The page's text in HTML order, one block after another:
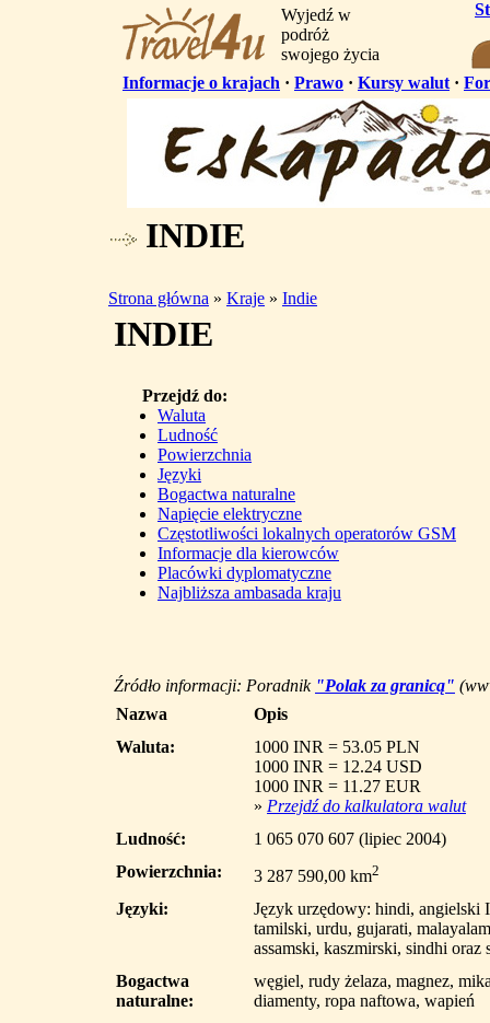
Wyjedź w
podróż
swojego życia
Informacje o krajach · Prawo · Kursy walut ·
INDIE
Strona główna » Kraje » Indie
INDIE
Przejdź do:
Waluta
Ludność
Powierzchnia
Języki
Bogactwa naturalne
Napięcie elektryczne
Częstotliwości lokalnych operatorów GSM
Informacje dla kierowców
Placówki dyplomatyczne
Najbliższa ambasada kraju
Źródło informacji: Poradnik "Polak za granicą"
Nazwa
Opis
Waluta:
1000 INR = 53.05 PLN
1000 INR = 12.24 USD
1000 INR = 11.27 EUR
» Przejdź do kalkulatora walut
Ludność:
1 065 070 607 (lipiec 2004)
Powierzchnia:
3 287 590,00 km2
Języki:
Język urzędowy: hindi, angielski
tamilski, urdu, gujarati,
assamski, kaszmirski, sindhi oraz
Bogactwa
naturalne:
węgiel, rudy żelaza, magnez,
diamenty, ropa naftowa, wapień